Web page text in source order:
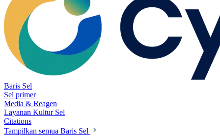
Baris Sel
Sel primer
Media & Reagen
Layanan Kultur Sel
Citations
Tampilkan semua Baris Sel